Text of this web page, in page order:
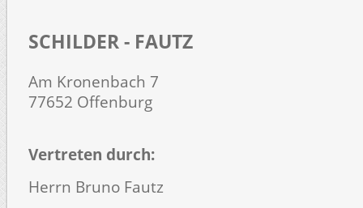
SCHILDER - FAUTZ
Am Kronenbach 7
77652 Offenburg
Vertreten durch:
Herrn Bruno Fautz